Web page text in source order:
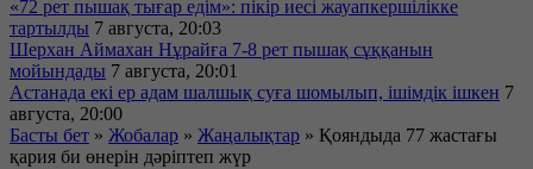
«72 рет пышақ тығар едім»: пікір иесі жауапкершілікке
тартылды 7 августа, 20:03
Шерхан Аймахан Нұрайға 7-8 рет пышақ сұққанын
мойындады 7 августа, 20:01
Астанада екі ер адам шалшық суға шомылып, ішімдік ішкен 7
августа, 20:00
Басты бет » Жобалар » Жаңалықтар » Қояндыда 77 жастағы
қария би өнерін дәріптеп жүр